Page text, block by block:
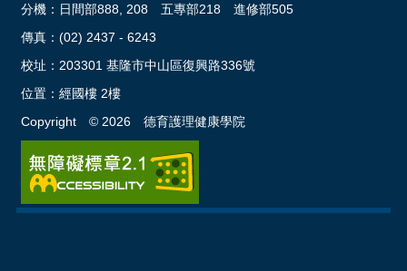
分機：日間部888, 208 五專部218 進修部505
傳真：(02) 2437 - 6243
校址： 203301 基隆市中山區復興路336號
位置： 經國樓 2樓
Copyright © 2026德育護理健康學院